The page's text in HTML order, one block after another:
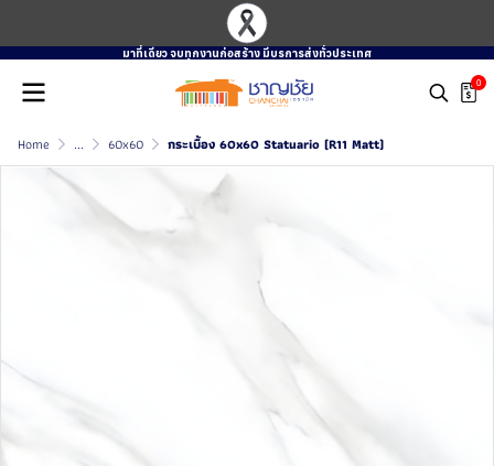
มาที่เดียว จบทุกงานก่อสร้าง มีบรการส่งทั่วประเทศ
0
Home ... 60x60 กระเบื้อง 60x60 Statuario (R11 Matt)